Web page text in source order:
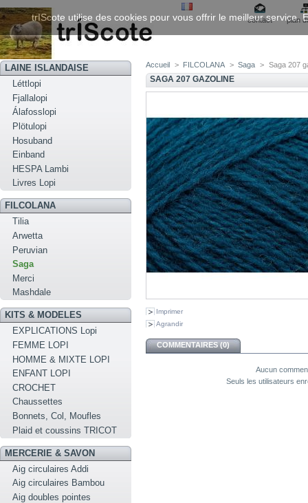
contact plan
LAINE ISLANDAISE
Léttlopi
Fjallalopi
Álafosslopi
Plötulopi
Hosuband
Einband
HESPA Lambi
Livres Lopi
FILCOLANA
Tilia
Arwetta
Peruvian
Saga
Merci
Mashdale
KITS & MODELES
EXPLICATIONS Lopi
FEMME LOPI
HOMME & MIXTE LOPI
ENFANT LOPI
CROCHET
Chaussettes
Bonnets, Col, Moufles
Plaid et coussins TRICOT
MERCERIE & SAVON
Aig circulaires Addi
Aig circulaires Bambou
Aig doubles pointes
Accueil > FILCOLANA > Saga > Saga 207
SAGA 207 GAZOLINE
Imprimer
Agrandir
COMMENTAIRES (0)
Aucun
Seuls les utilisateurs
trIScote utilise des cookies pour vous offrir le meilleur